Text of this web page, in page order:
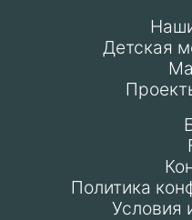
Детская
Политика
Условия